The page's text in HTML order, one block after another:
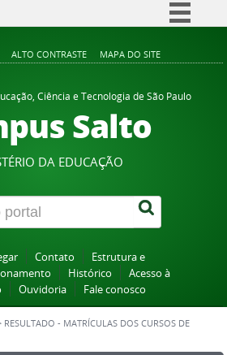
Comunica BR
Participe
Acesso à informação
Canais
ALTO CONTRASTE MAPA DO SITE
Ciência e Tecnologia de São Paulo
Salto
DA EDUCAÇÃO
Contato
Estrutura e
Histórico
Acesso à
Ouvidoria Fale conosco
RESULTADO - MATRÍCULAS DOS CURSOS DE